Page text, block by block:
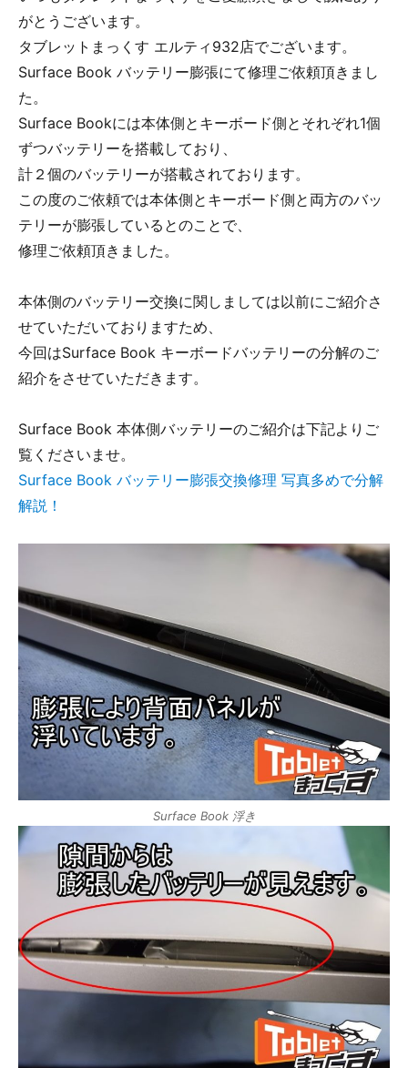
がとうございます。
タブレットまっくす エルティ932店でございます。
Surface Book バッテリー膨張にて修理ご依頼頂きまし
た。
Surface Bookには本体側とキーボード側とそれぞれ1個
ずつバッテリーを搭載しており、
計２個のバッテリーが搭載されております。
この度のご依頼では本体側とキーボード側と両方のバッ
テリーが膨張しているとのことで、
修理ご依頼頂きました。
本体側のバッテリー交換に関しましては以前にご紹介さ
せていただいておりますため、
今回はSurface Book キーボードバッテリーの分解のご
紹介をさせていただきます。
Surface Book 本体側バッテリーのご紹介は下記よりご
覧くださいませ。
Surface Book バッテリー膨張交換修理 写真多めで分解
解説！
Surface Book 浮き